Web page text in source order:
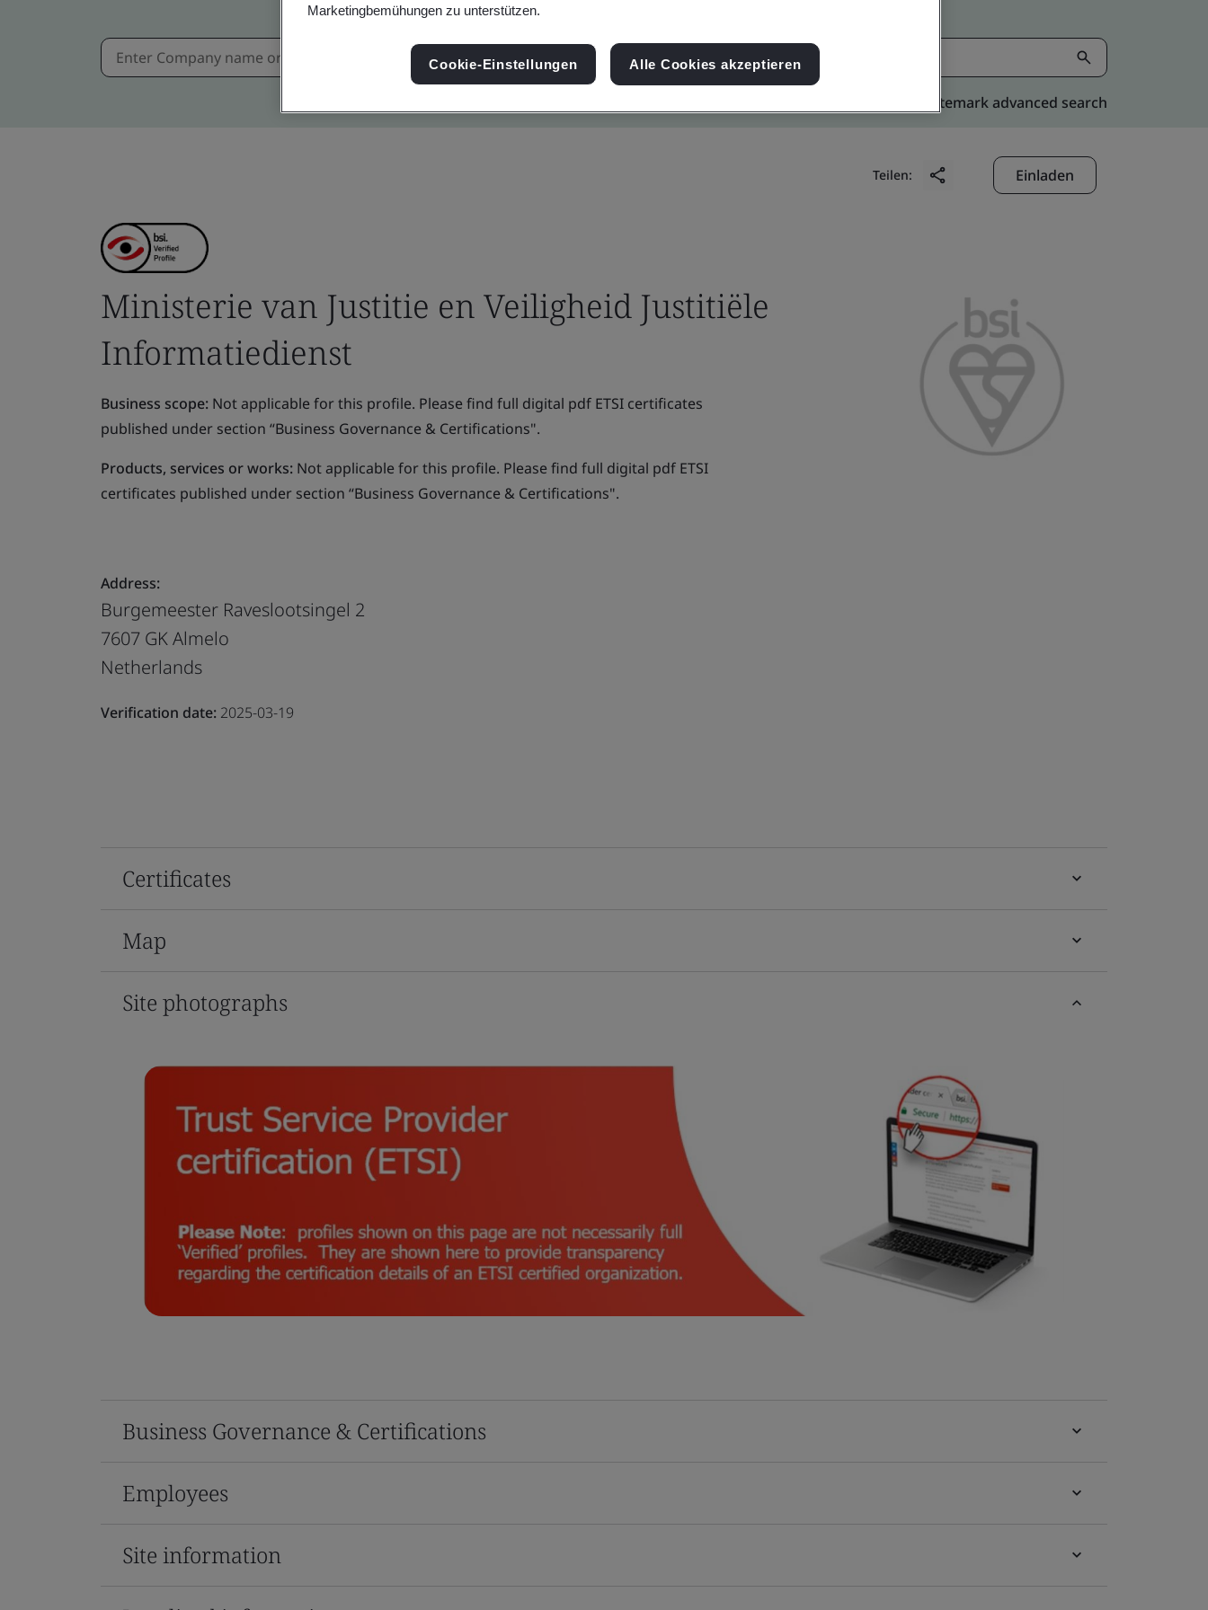
Kitemark advanced search
Teilen: Einladen
Ministerie van Justitie en Veiligheid Justitiële
Informatiedienst
Business scope: Not applicable for this profile. Please find full digital pdf ETSI certificates
published under section “Business Governance & Certifications".
Products, services or works: Not applicable for this profile. Please find full digital pdf ETSI
certificates published under section “Business Governance & Certifications".
Address:
Burgemeester Raveslootsingel 2
7607 GK Almelo
Netherlands
Verification date: 2025-03-19
Certificates
Map
Site photographs
Business Governance & Certifications
Employees
Site information
Marketingbemühungen zu unterstützen.
Cookie-Einstellungen Alle Cookies akzeptieren